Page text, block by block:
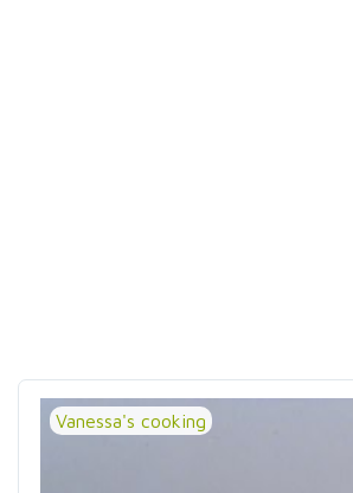
Vanessa's cooking